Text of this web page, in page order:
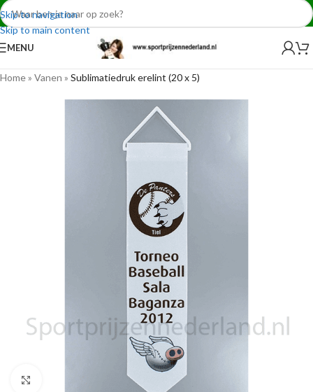
Skip to navigation
Skip to main content
MENU
Home» Vanen » Sublimatiedruk erelint (20 x 5)
Klik om te vergroten